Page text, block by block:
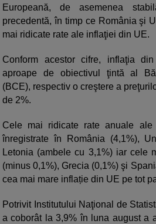
Europeană, de asemenea
precedentă, în timp ce România şi
mai ridicate rate ale inflaţiei din UE.
Conform acestor cifre, inflaţia
aproape de obiectivul ţintă al
(BCE), respectiv o creştere a
de 2%.
Cele mai ridicate rate anuale
înregistrate în România (4,1%),
Letonia (ambele cu 3,1%) iar cele
(minus 0,1%), Grecia (0,1%) şi
cea mai mare inflație din UE pe tot
Potrivit Institutului Naţional de
a coborât la 3,9% în luna august a